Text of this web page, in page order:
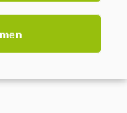
bringt